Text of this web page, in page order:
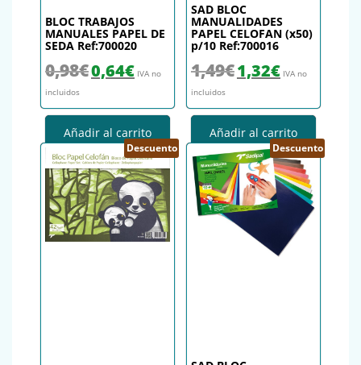
BLOC TRABAJOS
MANUALES PAPEL DE
SEDA Ref:700020
0,98€ El precio original era: 0,98€.
0,64€El precio actual es: 0,64€.
IVA no
incluidos
Añadir al carrito
SAD BLOC
MANUALIDADES
PAPEL CELOFAN (x50)
p/10 Ref:700016
1,49€ El precio original era: 1,49€.
1,32€El precio actual
IVA no
incluidos
Añadir al carrito
Descuento Descuento